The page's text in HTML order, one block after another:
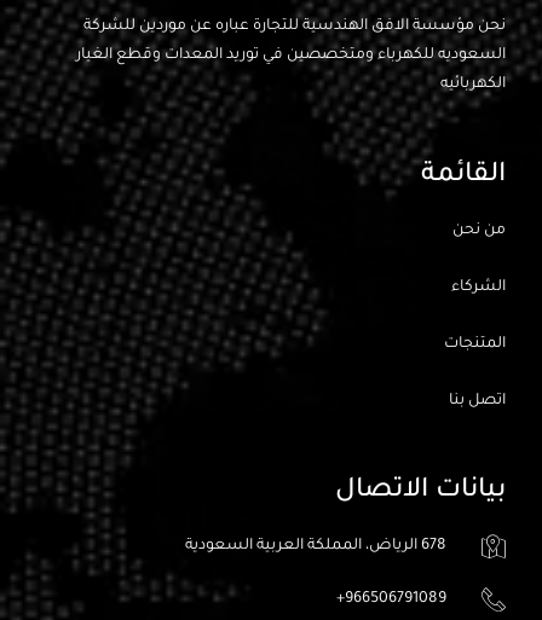
نحن مؤسسة الافق الهندسية للتجارة عباره عن موردين للشركة
السعوديه للكهرباء ومتخصصين في توريد المعدات وقطع الغيار
الكهربائيه
القائمة
من نحن
الشركاء
المتنجات
اتصل بنا
بيانات الاتصال
678 الرياض، المملكة العربية السعودية
966506791089+